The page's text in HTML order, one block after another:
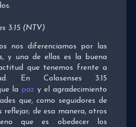
3:15 (NTV)
nos diferenciamos por las
y una de ellas es la buena
que tenemos frente a
En Colosenses 3:15
la paz y el agradecimiento
que, como seguidores de
reflejar; de esa manera, otros
que es obedecer los